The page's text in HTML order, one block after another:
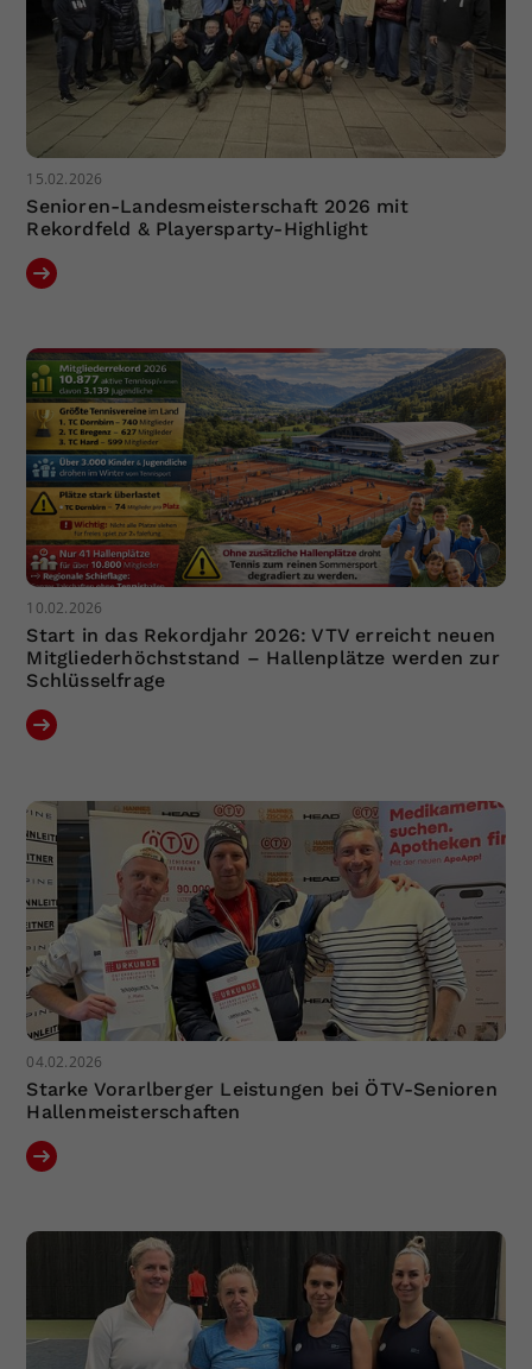
15.02.2026
Senioren-Landesmeisterschaft 2026 mit
Rekordfeld & Playersparty-Highlight
10.02.2026
Start in das Rekordjahr 2026: VTV erreicht neuen
Mitgliederhöchststand – Hallenplätze werden zur
Schlüsselfrage
04.02.2026
Starke Vorarlberger Leistungen bei ÖTV-Senioren
Hallenmeisterschaften